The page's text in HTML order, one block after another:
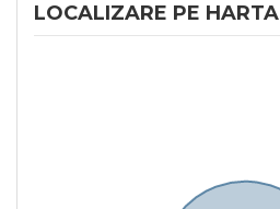
LOCALIZARE PE HARTA